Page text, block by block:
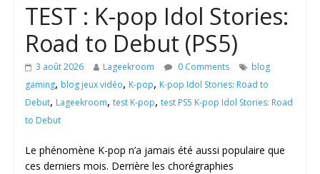
TEST : K-pop Idol Stories:
Road to Debut (PS5)
3 août 2026 Lageekroom 0 Comments
blog
gaming, blog jeux vidéo, K-pop, K-pop Idol Stories: Road to
Debut, Lageekroom, test K-pop, test PS5 K-pop Idol Stories: Road
to Debut
Le phénomène K-pop n’a jamais été aussi populaire que
ces derniers mois. Derrière les chorégraphies